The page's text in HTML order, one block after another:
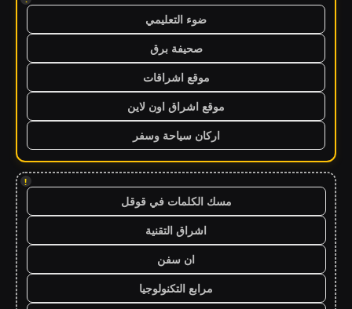
ضوء التعليمي
صحيفة برق
موقع اشراقات
موقع اشراق اون لاين
اركان سياحة وسفر
!
مسك الكلمات في قوقل
اشراق التقنية
ان سفن
مرابع التكنولوجيا